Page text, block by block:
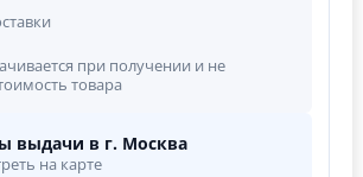
при получении и не
товара
выдачи в г. Москва
на карте